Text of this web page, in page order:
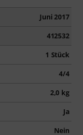
Juni 2017
412532
1 Stück
4/4
2,0 kg
Ja
Nein